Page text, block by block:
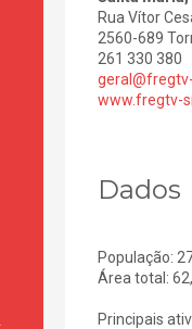
Rua Vítor
2560-689
261 330 380
www.fregtv-
Dados
População:
Área total:
Principais